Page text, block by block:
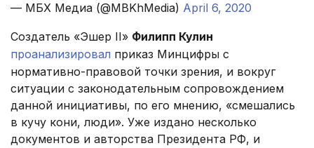
— МБХ Медиа (@MBKhMedia) April 6, 2020
Создатель «Эшер II» Филипп Кулин
проанализировал приказ Минцифры с
нормативно-правовой точки зрения, и вокруг
ситуации с законодательным сопровождением
данной инициативы, по его мнению, «смешались
в кучу кони, люди». Уже издано несколько
документов и авторства Президента РФ, и